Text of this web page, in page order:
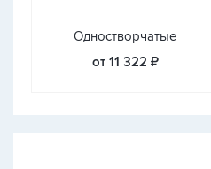
Одностворчатые
от 11 322 ₽